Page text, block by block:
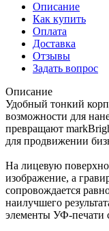
Описание
Как купить
Оплата
Доставка
Отзывы
Задать вопрос
Описание
Удобный тонкий
возможности для
превращают
для продвижении
На лицевую
изображение, а
сопровождается
наилучшего
элементы УФ-печати